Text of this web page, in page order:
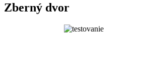
Zberný dvor